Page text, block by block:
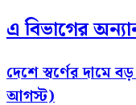
এ বিভাগের
দেশে স্বর্ণের
আগস্ট)